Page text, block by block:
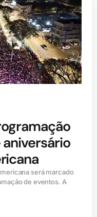
será marcado
de eventos. A